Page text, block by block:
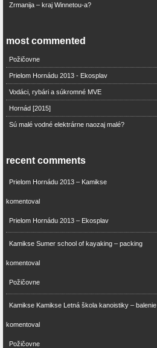
Zrmanija – kraj Winnetou-a?
most commented
Požičovne
Prielom Hornádu 2013 - Ekosplav
Vodáci, rybári a súkromné MVE
Hornád [2015]
Sú malé vodné elektrárne naozaj malé?
recent comments
Prielom Hornádu 2013 – Kamikse
komentoval
Prielom Hornádu 2013 – Ekosplav
Kamikse Sumer school of kayaking – packing
komentoval
Požičovne
Kamikse Kamikse Letná škola kanoistiky – balenie
komentoval
Požičovne